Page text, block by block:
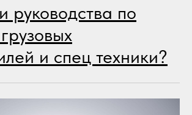
руководства по
и спец техники?